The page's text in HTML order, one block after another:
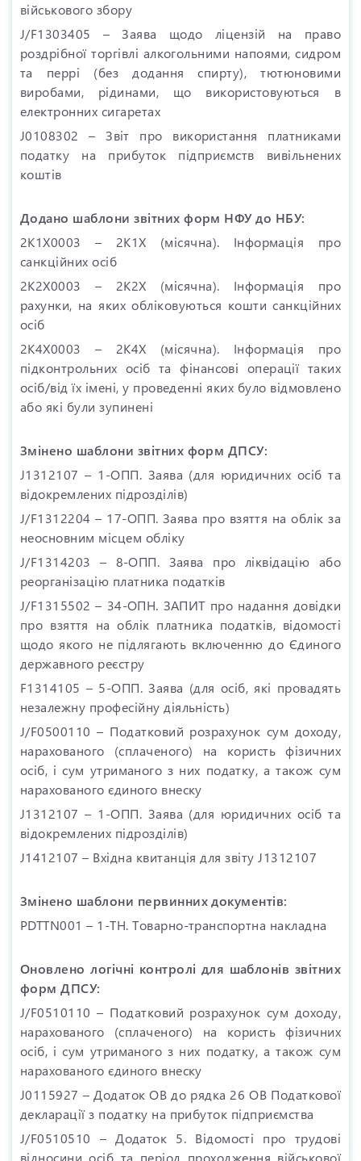
військового збору
J/F1303405 – Заява щодо ліцензій на право
роздрібної торгівлі алкогольними напоями, сидром
та перрі (без додання спирту), тютюновими
виробами, рідинами, що використовуються в
електронних сигаретах
J0108302 – Звіт про використання платниками
податку на прибуток підприємств вивільнених
коштів
Додано шаблони звітних форм НФУ до НБУ:
2K1X0003 – 2K1X (місячна). Інформація про
санкційних осіб
2K2X0003 – 2K2X (місячна). Інформація про
рахунки, на яких обліковуються кошти санкційних
осіб
2K4X0003 – 2K4X (місячна). Інформація про
підконтрольних осіб та фінансові операції таких
осіб/від їх імені, у проведенні яких було відмовлено
або які були зупинені
Змінено шаблони звітних форм ДПСУ:
J1312107 – 1-ОПП. Заява (для юридичних осіб та
відокремлених підрозділів)
J/F1312204 – 17-ОПП. Заява про взяття на облік за
неосновним місцем обліку
J/F1314203 – 8-ОПП. Заява про ліквідацію або
реорганізацію платника податків
J/F1315502 – 34-ОПН. ЗАПИТ про надання довідки
про взяття на облік платника податків, відомості
щодо якого не підлягають включенню до Єдиного
державного реєстру
F1314105 – 5-ОПП. Заява (для осіб, які провадять
незалежну професійну діяльність)
J/F0500110 – Податковий розрахунок сум доходу,
нарахованого (сплаченого) на користь фізичних
осіб, і сум утриманого з них податку, а також сум
нарахованого єдиного внеску
J1312107 – 1-ОПП. Заява (для юридичних осіб та
відокремлених підрозділів)
J1412107 – Вхідна квитанція для звіту J1312107
Змінено шаблони первинних документів:
PDTTN001 – 1-ТН. Товарно-транспортна накладна
Оновлено логічні контролі для шаблонів звітних
форм ДПСУ:
J/F0510110 – Податковий розрахунок сум доходу,
нарахованого (сплаченого) на користь фізичних
осіб, і сум утриманого з них податку, а також сум
нарахованого єдиного внеску
J0115927 – Додаток ОВ до рядка 26 ОВ Податкової
декларації з податку на прибуток підприємства
J/F0510510 – Додаток 5. Відомості про трудові
відносини осіб та період проходження військової